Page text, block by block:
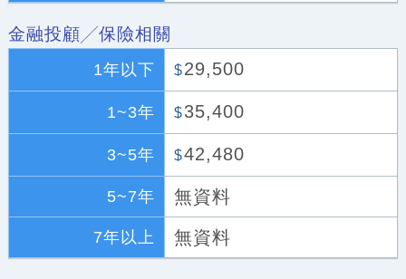
金融投顧╱保險相關
1年以下 $29,500
1~3年 $35,400
3~5年 $42,480
5~7年 無資料
7年以上 無資料